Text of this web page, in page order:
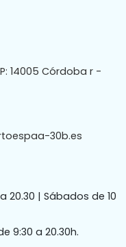
14005 Córdoba r -
30b.es
20.30 | Sábados de 10
9:30 a 20.30h.